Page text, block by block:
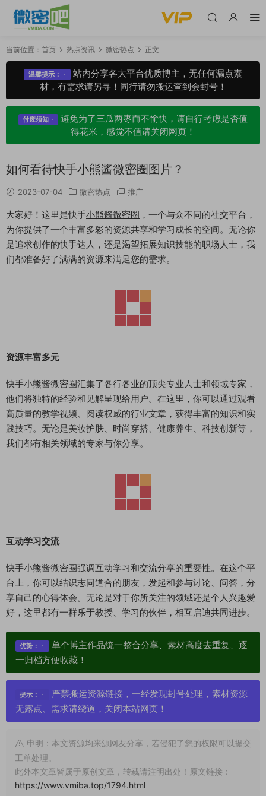
当前位置： 首页 热点资讯 微密热点 正文
温馨提示：
站内分享各大平台优质博主，无任何漏点素
材，有需求请另寻！同行请勿搬运查到会封号！
付废须知
避免为了三瓜两枣而不愉快，请自行考虑是否值
得花米，感觉不值请关闭网页！
如何看待快手小熊酱微密圈图片？
2023-07-04 微密热点 推广
大家好！这里是快手小熊酱微密圈 ，一个与众不同的社交平台，
为你提供了一个丰富多彩的资源共享和学习成长的空间。无论你
是追求创作的快手达人，还是渴望拓展知识技能的职场人士，我
们都准备好了满满的资源来满足您的需求。
资源丰富多元
快手小熊酱微密圈汇集了各行各业的顶尖专业人士和领域专家，
他们将独特的经验和见解呈现给用户。在这里，你可以通过观看
高质量的教学视频、阅读权威的行业文章，获得丰富的知识和实
践技巧。无论是美妆护肤、时尚穿搭、健康养生、科技创新等，
我们都有相关领域的专家与你分享。
互动学习交流
快手小熊酱微密圈强调互动学习和交流分享的重要性。在这个平
台上，你可以结识志同道合的朋友，发起和参与讨论、问答，分
享自己的心得体会。无论是对于你所关注的领域还是个人兴趣爱
好，这里都有一群乐于教授、学习的伙伴，相互启迪共同进步。
优势：
单个博主作品统一整合分享、素材高度去重复、逐
一归档方便收藏！
提示：
严禁搬运资源链接，一经发现封号处理，素材资源
无露点、需求请绕道，关闭本站网页！
申明：本文资源均来源网友分享，若侵犯了您的权限可以提交
工单处理。
此外本文章皆属于原创文章，转载请注明出处！原文链接：
https://www.vmiba.top/1794.html